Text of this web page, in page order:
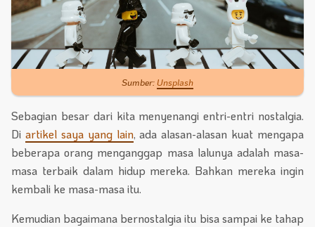
Sumber:Unsplash
Sebagian besar dari kita menyenangi entri-entri nostalgia.
Di artikel saya yang lain, ada alasan-alasan kuat mengapa
beberapa orang menganggap masa lalunya adalah masa-
masa terbaik dalam hidup mereka. Bahkan mereka ingin
kembali ke masa-masa itu.
Kemudian bagaimana bernostalgia itu bisa sampai ke tahap